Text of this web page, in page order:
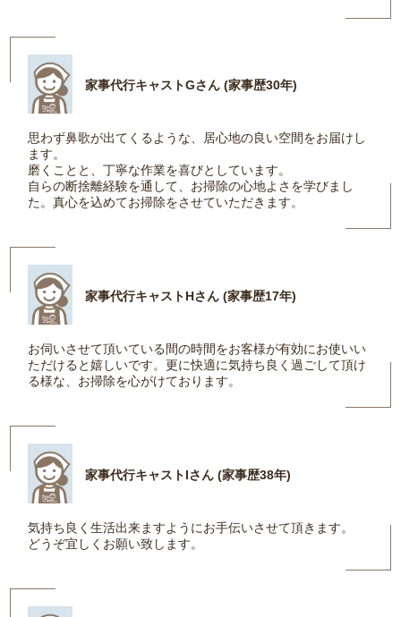
家事代行キャストGさん (家事歴30年)
思わず鼻歌が出てくるような、居心地の良い空間をお届けし
ます。
磨くことと、丁寧な作業を喜びとしています。
自らの断捨離経験を通して、お掃除の心地よさを学びまし
た。真心を込めてお掃除をさせていただきます。
家事代行キャストHさん (家事歴17年)
お伺いさせて頂いている間の時間をお客様が有効にお使いい
ただけると嬉しいです。更に快適に気持ち良く過ごして頂け
る様な、お掃除を心がけております。
家事代行キャストIさん (家事歴38年)
気持ち良く生活出来ますようにお手伝いさせて頂きます。
どうぞ宜しくお願い致します。